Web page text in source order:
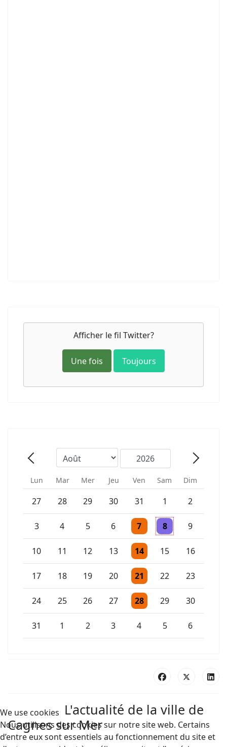
Afficher le fil Twitter?
Une fois Toujours
Précédent - Mois
Année
Suivant
Lun Mar Mer Jeu Ven Sam Dim
27 28 29 30 31
Un évènement
1 2
3 4 5 6 7
Un évènement
8
Un évènement
9
10 11 12 13 14
Un évènement
15 16
17 18 19 20 21
Un évènement
22 23
24 25 26 27 28
Un évènement
29 30
31 1 2 3 4
Un évènement
5 6
L'actualité de la ville de
Cagnes sur Mer
We use cookies
Nous utilisons des cookies sur notre site web. Certains
d’entre eux sont essentiels au fonctionnement du site et